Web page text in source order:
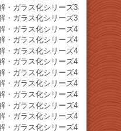
・ガラス化シリーズ38-針鉄鉱
・ガラス化シリーズ39-角閃石
・ガラス化シリーズ40-菱苦土石
・ガラス化シリーズ41-磁硫鉄鉱
・ガラス化シリーズ42-菱マンガ
・ガラス化シリーズ43-鉄電気石
・ガラス化シリーズ44-菱鉄鉱
・ガラス化シリーズ45-黝輝石（
・ガラス化シリーズ46-珪化木
・ガラス化シリーズ47-トルコ石
・ガラス化シリーズ48-鉄マンガ
・ガラス化シリーズ49-黄玉髄